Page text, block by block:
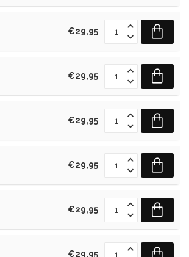
€29,95
€29,95
€29,95
€29,95
€29,95
€29,95